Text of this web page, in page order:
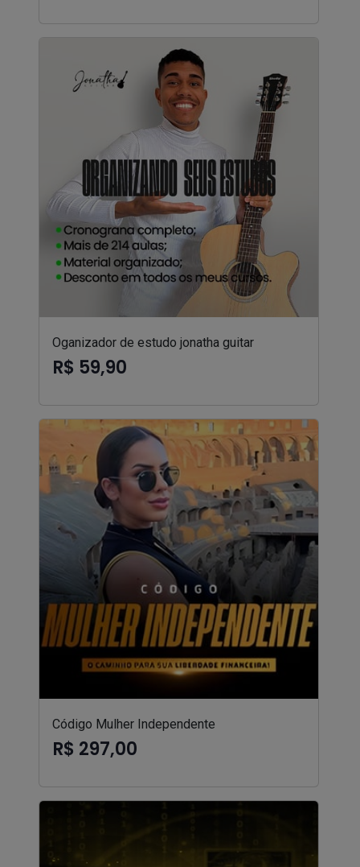
Oganizador de estudo jonatha guitar
R$ 59,90
Código Mulher Independente
R$ 297,00